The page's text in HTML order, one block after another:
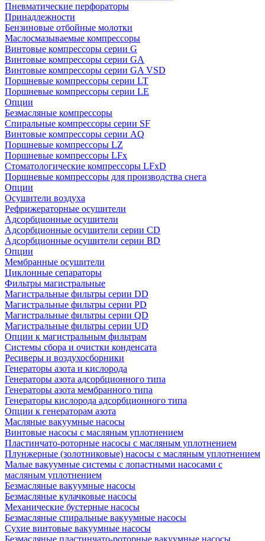
Пневматические перфораторы
Принадлежности
Бензиновые отбойные молотки
Маслосмазываемые компрессоры
Винтовые компрессоры серии G
Винтовые компрессоры cерии GA
Винтовые компрессоры cерии GA VSD
Поршневые компрессоры серии LT
Поршневые компрессоры серии LE
Опции
Безмасляные компрессоры
Спиральные компрессоры серии SF
Винтовые компрессоры серии AQ
Поршневые компрессоры LZ
Поршневые компрессоры LFx
Стоматологические компрессоры LFxD
Поршневые компрессоры для производства снега
Опции
Осушители воздуха
Рефрижераторные осушители
Адсорбционные осушители
Адсорбционные осушители серии CD
Адсорбционные осушители серии BD
Опции
Мембранные осушители
Циклонные сепараторы
Фильтры магистральные
Магистральные фильтры серии DD
Магистральные фильтры серии PD
Магистральные фильтры серии QD
Магистральные фильтры серии UD
Опции к магистральным фильтрам
Системы сбора и очистки конденсата
Ресиверы и воздухосборники
Генераторы азота и кислорода
Генераторы азота адсорбционного типа
Генераторы азота мембранного типа
Генераторы кислорода адсорбционного типа
Опции к генераторам азота
Масляные вакуумные насосы
Винтовые насосы с масляным уплотнением
Пластинчато-роторные насосы с масляным уплотнением
Плунжерные (золотниковые) насосы с масляным уплотнением
Малые вакуумные системы с лопастными насосами с
масляным уплотнением
Безмасляные вакуумные насосы
Безмасляные кулачковые насосы
Механические бустерные насосы
Безмасляные спиральные вакуумные насосы
Сухие винтовые вакуумные насосы
Безмасляные пластинчато-роторные вакуумные насосы